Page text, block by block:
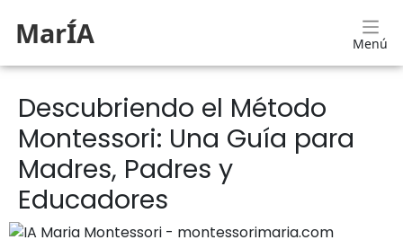
MarÍA Menú
Descubriendo el Método
Montessori: Una Guía para
Madres, Padres y
Educadores